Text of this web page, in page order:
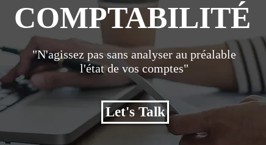
COMPTABILITÉ
"N'agissez pas sans analyser au préalable
l'état de vos comptes"
Let's Talk